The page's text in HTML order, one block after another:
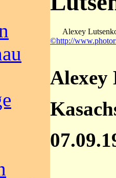
Alexey
©http://
Alexey